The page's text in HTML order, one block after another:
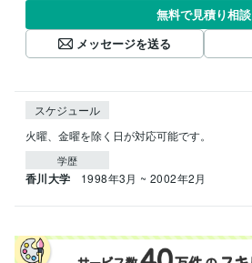
無料で見積り相談
メッセージを送る
スケジュール
火曜、金曜を除く日が対応可能です。
学歴
香川大学 1998年3月 ~ 2002年2月